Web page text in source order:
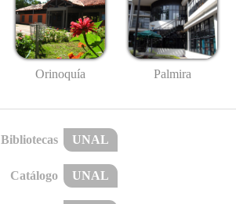
Orinoquía Palmira
Bibliotecas UNAL
Catálogo UNAL